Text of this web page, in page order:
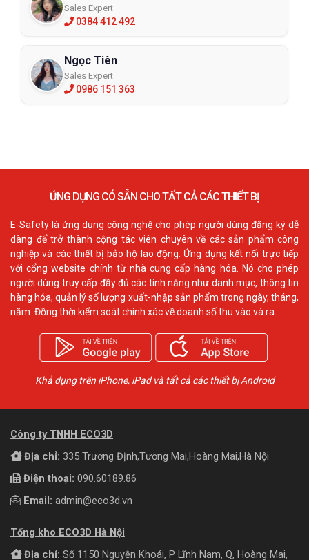
Sales Expert
0384 412 492
Ngọc Tiên
Sales Expert
0986 151 363
ỨNG DỤNG CÓ SẴN CHO TẤT CẢ CÁC THIẾT BỊ
E-Safety là ứng dụng công nghệ cho phép người dùng đăng ký dễ
dàng để trở thành cộng tác viên chuyên về các sản phẩm công
nghiệp và các thiết bị bảo hộ lao động. Ứng dụng kết nối trực tiếp
với cổng website chính từ nhà cung cấp hàng hóa. Nó cho phép
người dùng truy cấp đầy đủ các tính năng như danh mục, thông tin
hàng hóa, quản lý số lượng xuất-nhập sản phẩm trong ngày, tháng,
năm. Đồng thời kiểm soát chính xác về doanh số thu vào và ra.
Khả dụng trên iPhone, iPad và tất cả các thiết bị Android
Công ty TNHH ECO3D
Địa chỉ: 335 Trương Định,Tương Mai,Hoàng Mai,Hà Nội
Điện thoại: 090.60189.86
Email: admin@eco3d.vn
Tổng kho ECO3D Hà Nội
Địa chỉ: Số 1150 Nguyễn Khoái, P Lĩnh Nam, Q, Hoàng Mai,